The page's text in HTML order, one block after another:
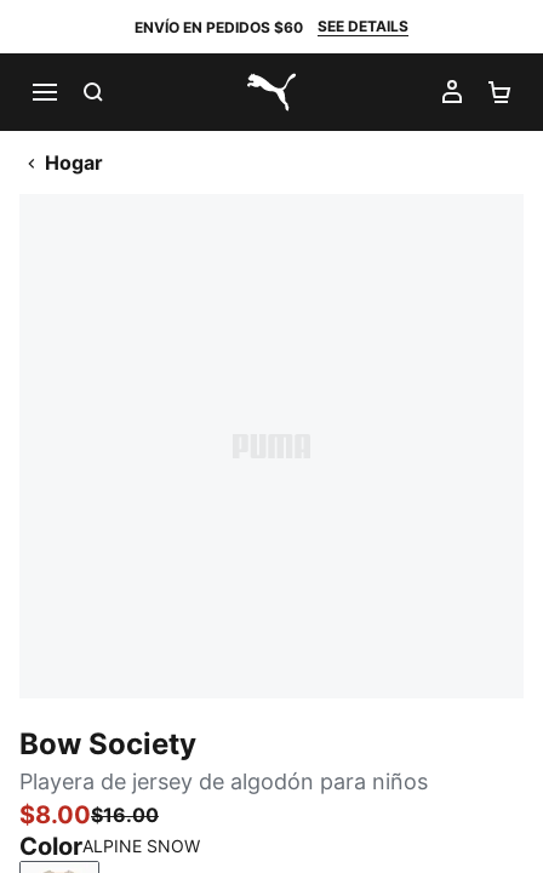
ENVÍO EN PEDIDOS $60 SEE DETAILS
PUMA.com
MI
Hogar
Bow Society
Playera de jersey de algodón para niños
$8.00$16.00
ColorALPINE SNOW